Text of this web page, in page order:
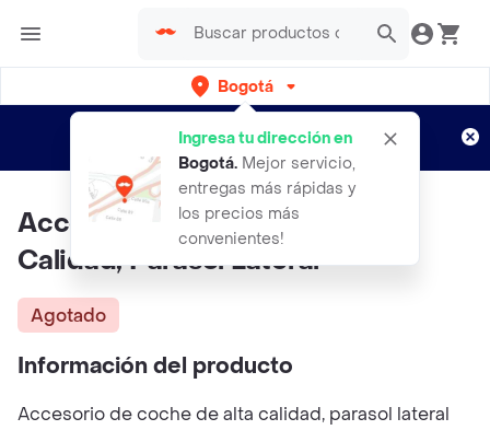
Bogotá
Ingresa tu dirección en
Bogotá. Mejor servicio,
entregas más rápidas y
los precios más
convenientes!
envíos gratis por semanas
Aplican TyC
Accesorio De Coche De Alta
Calidad, Parasol Lateral
Agotado
Información del producto
Accesorio de coche de alta calidad, parasol lateral